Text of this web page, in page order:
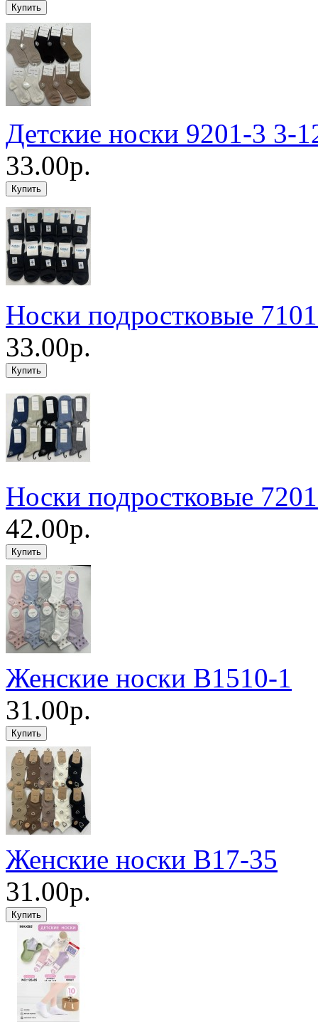
Детские носки 9201-3 3-
33.00р.
Носки подростковые
33.00р.
Носки подростковые
42.00р.
Женские носки B1510-1
31.00р.
Женские носки B17-35
31.00р.